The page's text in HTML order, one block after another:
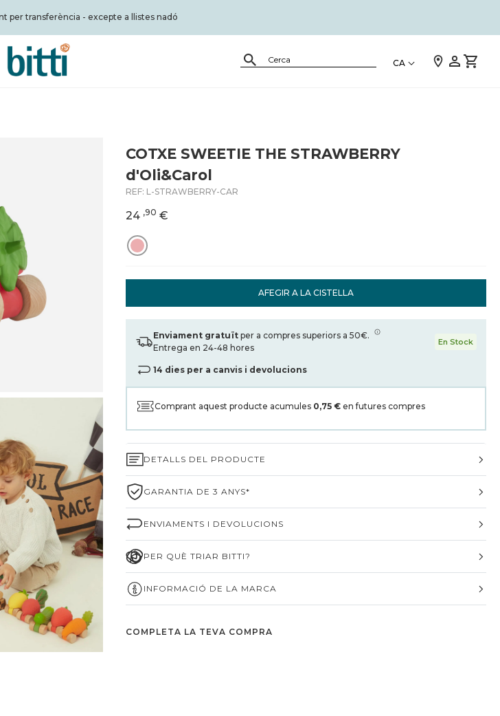
per transferència - excepte a llistes nadó
CA
COTXE SWEETIE THE STRAWBERRY
d'Oli&Carol
REF: L-STRAWBERRY-CAR
24 ,90 €
AFEGIR A LA CISTELLA
Enviament gratuït per a compres superiors a 50€.
Entrega en 24-48 hores
En Stock
14 dies per a canvis i devolucions
Comprant aquest producte acumules 0,75 € en futures compres
DETALLS DEL PRODUCTE
GARANTIA DE 3 ANYS*
ENVIAMENTS I DEVOLUCIONS
PER QUÈ TRIAR BITTI?
INFORMACIÓ DE LA MARCA
COMPLETA LA TEVA COMPRA